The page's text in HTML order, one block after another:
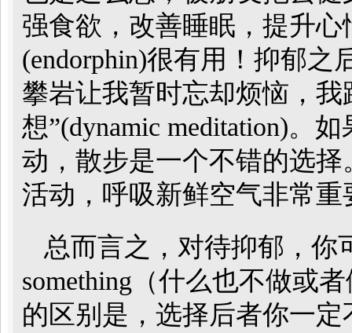
强食欲，改善睡眠，提升
(endorphin)很有用！抑郁
攀岩让我暂时忘却烦恼，
想”(dynamic meditation)。
动，散步是一个不错的选
活动，呼吸新鲜空气非常重
总而言之，对待抑郁，你
something（什么也不做或
的区别是，选择后者你一